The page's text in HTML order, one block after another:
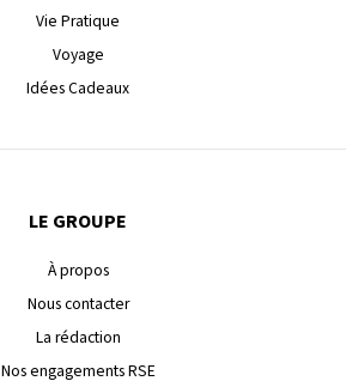
Vie Pratique
Voyage
Idées Cadeaux
LE GROUPE
À propos
Nous contacter
La rédaction
Nos engagements RSE